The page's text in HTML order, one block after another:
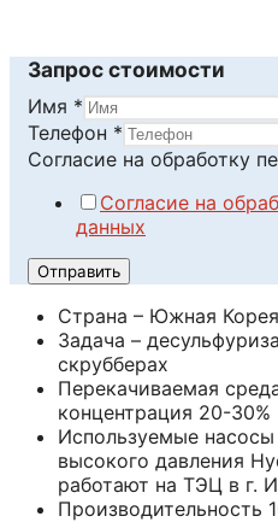
Запрос стоимости
Имя *
обработку
Согласие
Телефон *
Согласие на обработку
Согласие на
данных
Отправить
Страна – Южная Корея
Задача –
скрубберах
Перекачиваемая
концентрация 20-30%
Используемые
высокого давления
работают на ТЭЦ в г.
Производительность